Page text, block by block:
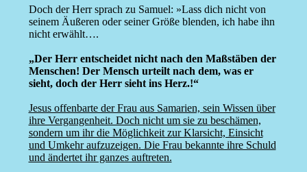
Doch der Herr sprach zu Samuel: »Lass dich nicht von
seinem Äußeren oder seiner Größe blenden, ich habe ihn
nicht erwählt….
„Der Herr entscheidet nicht nach den Maßstäben der
Menschen! Der Mensch urteilt nach dem, was er
sieht, doch der Herr sieht ins Herz.!“
Jesus offenbarte der Frau aus Samarien, sein Wissen über
ihre Vergangenheit. Doch nicht um sie zu beschämen,
sondern um ihr die Möglichkeit zur Klarsicht, Einsicht
und Umkehr aufzuzeigen. Die Frau bekannte ihre Schuld
und ändertet ihr ganzes auftreten.